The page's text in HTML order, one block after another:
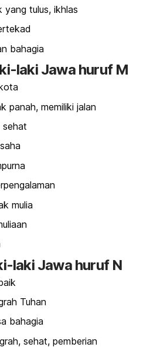
yang tulus, ikhlas
bahagia
laki Jawa huruf M
panah, memiliki jalan
sehat
mulia
laki Jawa huruf N
Tuhan
bahagia
sehat, pemberian